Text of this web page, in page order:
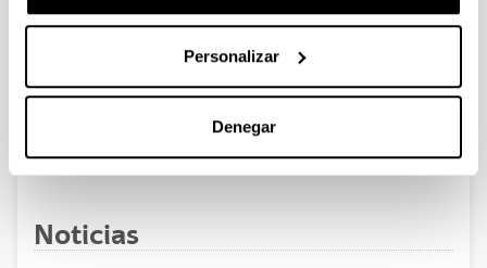
Personalizar
Denegar
GRUPO/PROYECTO DE INVESTIGACIÓN
09/07/2026: Fase 2. Resolución Definitiva de concedidos y
denegados
Página
1 Página
2 Página
3 ...Páginas intermedias Use TAB
Página
95
Noticias